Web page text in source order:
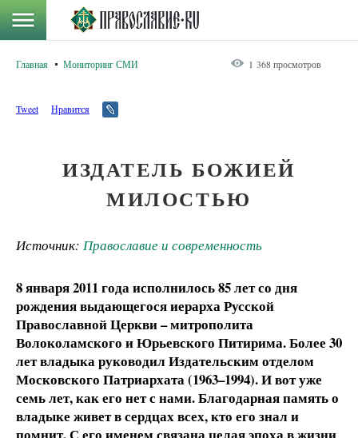
Главная Мониторинг СМИ 1 368 просмотров
Tweet Нравится
ИЗДАТЕЛЬ БОЖИЕЙ
МИЛОСТЬЮ
Источник: Православие и современность
8 января 2011 года исполнилось 85 лет со дня
рождения выдающегося иерарха Русской
Православной Церкви – митрополита
Волоколамского и Юрьевского Питирима. Более 30
лет владыка руководил Издательским отделом
Московского Патриархата (1963–1994). И вот уже
семь лет, как его нет с нами. Благодарная память о
владыке живет в сердцах всех, кто его знал и